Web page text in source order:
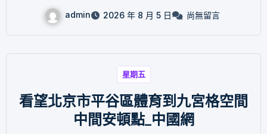
admin 2026 年 8 月 5 日 尚無留言
星期五
看望北京市平谷區體育到九宮格空間
中間安頓點_中國網